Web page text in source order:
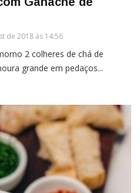
de 2018 às 14:56
2 colheres de chá de
grande em pedaços...